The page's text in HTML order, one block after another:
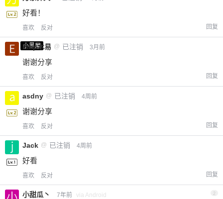
好看！
喜欢 反对 回复
小黑屋
Emp木易 @ 已注销 3月前
谢谢分享
喜欢 反对 回复
asdny @ 已注销 4周前
谢谢分享
喜欢 反对 回复
Jack @ 已注销 4周前
好看
喜欢 反对 回复
小甜瓜丶 7年前 via Android 2